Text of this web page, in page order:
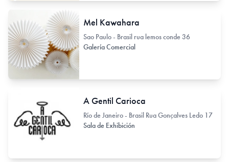
Mel Kawahara
Sao Paulo - Brasil rua lemos conde 36
Galería Comercial
A Gentil Carioca
Río de Janeiro - Brasil Rua Gonçalves Ledo 17
Sala de Exhibición